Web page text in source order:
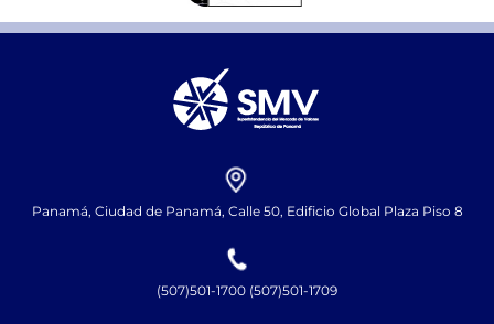
Panamá, Ciudad de Panamá, Calle 50, Edificio Global Plaza Piso 8
(507)501-1700 (507)501-1709